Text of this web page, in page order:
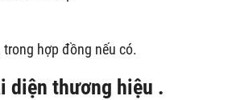
hợp đồng nếu có.
diện thương hiệu .